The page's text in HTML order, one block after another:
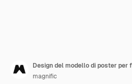
Design del modello di poster per
magnific